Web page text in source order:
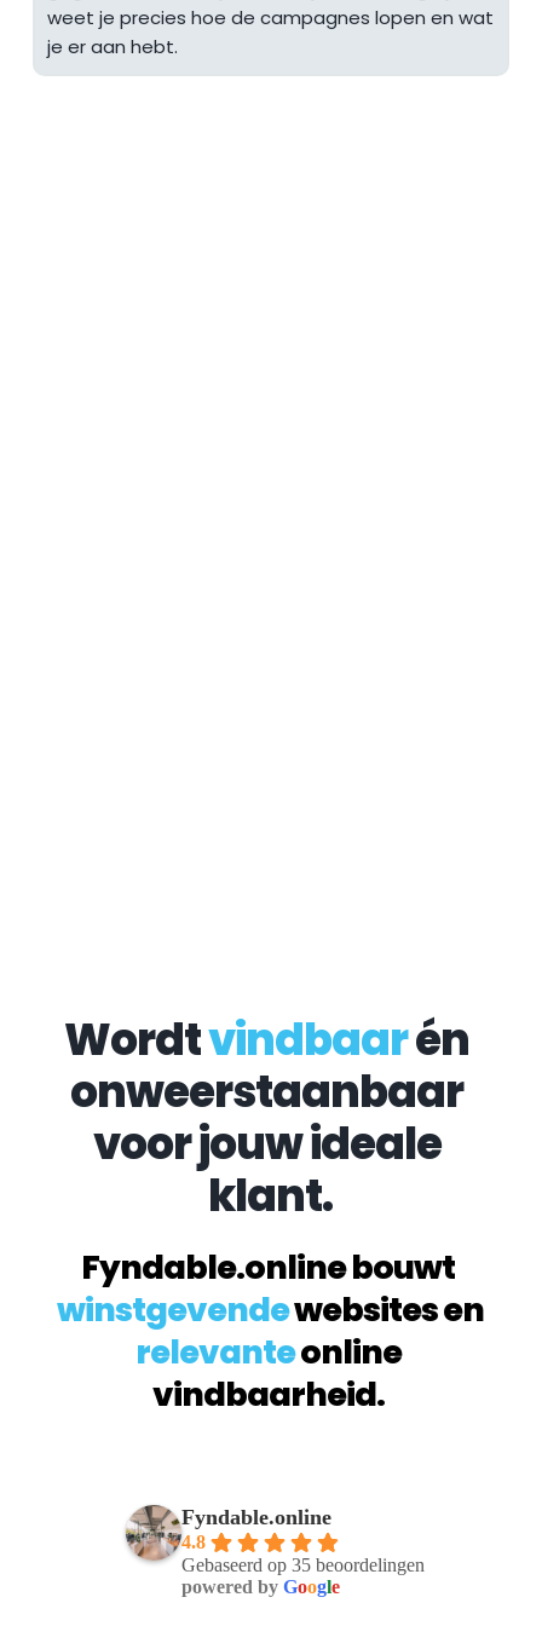
weet je precies hoe de campagnes lopen en wat
je er aan hebt.
Wordt vindbaar én
onweerstaanbaar
voor jouw ideale
klant.
Fyndable.online bouwt
winstgevende
websites en
relevante online
vindbaarheid.
Fyndable.online
4.8
Gebaseerd op 35 beoordelingen
powered byGoogle